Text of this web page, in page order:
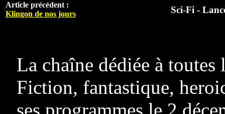
Article précédent :
Klingon de nos jours
Sci-Fi -
La chaîne dédiée à
Fiction, fantastique,